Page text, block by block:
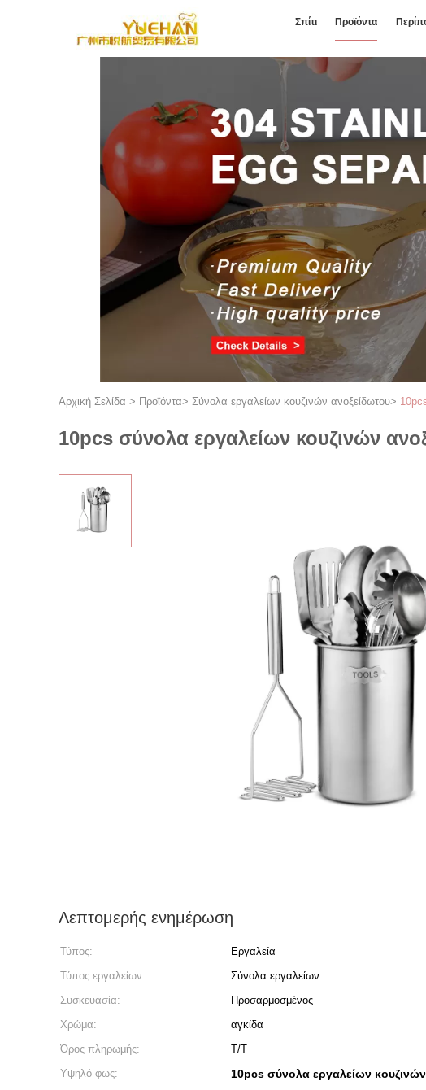
Σπίτι Προϊόντα
Αρχική Σελίδα > Προϊόντα> Σύνολα εργαλείων κουζινών ανοξείδωτου>
10pcs σύνολα εργαλείων κουζινών
Λεπτομερής ενημέρωση
Τύπος: Εργαλεία
Τύπος εργαλείων:
Σύνολα εργαλείων
Συσκευασία:
Προσαρμοσμένος
Χρώμα:
αγκίδα
Όρος πληρωμής:
T/T
Υψηλό φως:
10pcs σύνολα εργαλείων